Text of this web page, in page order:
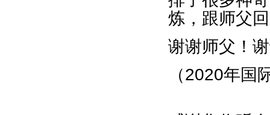
炼，跟师父
谢谢师父！
（2020年国